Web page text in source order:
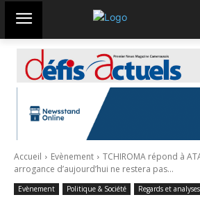
Accueil Evènement
TCHIROMA répond à
arrogance d’aujourd’hui ne restera pas...
Evènement Politique & Société Regards et analyses